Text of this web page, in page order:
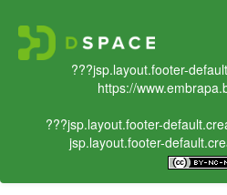
???jsp.layout.footer-
https://
???jsp.layout.footer-
jsp.layout.footer-